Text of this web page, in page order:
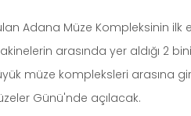
Adana Müze Kompleksinin ilk
arasında yer aldığı 2
müze kompleksleri arasına
Günü'nde açılacak.